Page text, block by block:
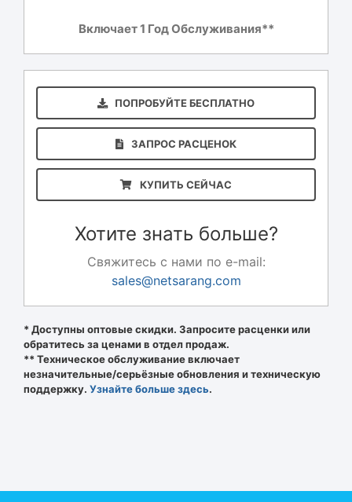
Включает 1 Год Обслуживания**
ПОПРОБУЙТЕ БЕСПЛАТНО
ЗАПРОС РАСЦЕНОК
КУПИТЬ СЕЙЧАС
Хотите знать больше?
Свяжитесь с нами по e-mail:
sales@netsarang.com
* Доступны оптовые скидки. Запросите расценки или
обратитесь за ценами в отдел продаж.
** Техническое обслуживание включает
незначительные/серьёзные обновления и техническую
поддержку. Узнайте больше здесь.